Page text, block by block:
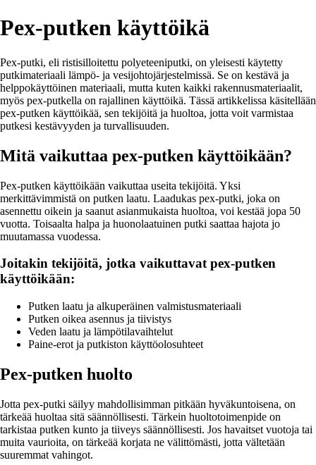
Pex-putken käyttöikä
Pex-putki, eli ristisilloitettu polyeteeniputki, on yleisesti käytetty
putkimateriaali lämpö- ja vesijohtojärjestelmissä. Se on kestävä ja
helppokäyttöinen materiaali, mutta kuten kaikki rakennusmateriaalit,
myös pex-putkella on rajallinen käyttöikä. Tässä artikkelissa käsitellään
pex-putken käyttöikää, sen tekijöitä ja huoltoa, jotta voit varmistaa
putkesi kestävyyden ja turvallisuuden.
Mitä vaikuttaa pex-putken käyttöikään?
Pex-putken käyttöikään vaikuttaa useita tekijöitä. Yksi
merkittävimmistä on putken laatu. Laadukas pex-putki, joka on
asennettu oikein ja saanut asianmukaista huoltoa, voi kestää jopa 50
vuotta. Toisaalta halpa ja huonolaatuinen putki saattaa hajota jo
muutamassa vuodessa.
Joitakin tekijöitä, jotka vaikuttavat pex-putken
käyttöikään:
Putken laatu ja alkuperäinen valmistusmateriaali
Putken oikea asennus ja tiivistys
Veden laatu ja lämpötilavaihtelut
Paine-erot ja putkiston käyttöolosuhteet
Pex-putken huolto
Jotta pex-putki säilyy mahdollisimman pitkään hyväkuntoisena, on
tärkeää huoltaa sitä säännöllisesti. Tärkein huoltotoimenpide on
tarkistaa putken kunto ja tiiveys säännöllisesti. Jos havaitset vuotoja tai
muita vaurioita, on tärkeää korjata ne välittömästi, jotta vältetään
suuremmat vahingot.